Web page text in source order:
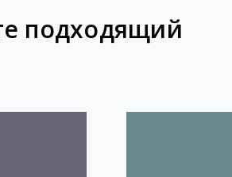
подходящий